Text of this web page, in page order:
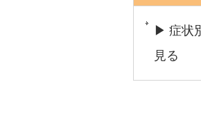
▶ 症状
見る